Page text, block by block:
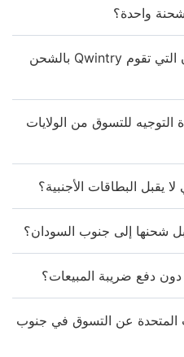
واحدة؟
ما هي المدن في جنوب السودان التي تقوم Qwintry بالشحن
للتسوق من الولايات
البطاقات الأجنبية؟
شحنها إلى جنوب السودان؟
دفع ضريبة المبيعات؟
المتحدة عن التسوق في جنوب